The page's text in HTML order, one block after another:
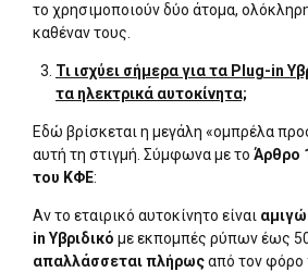
το χρησιμοποιούν δύο άτομα,
καθέναν τους.
Τι ισχύει σήμερα για τα Plug-in
τα ηλεκτρικά αυτοκίνητα;
Εδώ βρίσκεται η μεγάλη «ομπρέλα
αυτή τη στιγμή. Σύμφωνα με το Άρθρο
του ΚΦΕ:
Αν το εταιρικό αυτοκίνητο είναι
in Υβριδικό με εκπομπές ρύπων έως
απαλλάσσεται πλήρωςαπό τον φόρο